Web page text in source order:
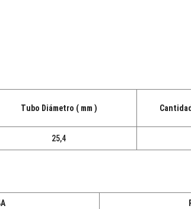
Tubo Diámetro ( mm )
25,4